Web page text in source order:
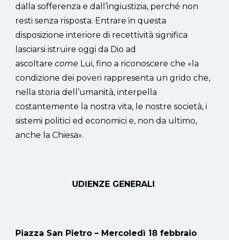
dalla sofferenza e dall’ingiustizia, perché non
resti senza risposta. Entrare in questa
disposizione interiore di recettività significa
lasciarsi istruire oggi da Dio ad
ascoltare come Lui, fino a riconoscere che «la
condizione dei poveri rappresenta un grido che,
nella storia dell’umanità, interpella
costantemente la nostra vita, le nostre società, i
sistemi politici ed economici e, non da ultimo,
anche la Chiesa».
UDIENZE GENERALI
Piazza San Pietro – Mercoledì 18 febbraio